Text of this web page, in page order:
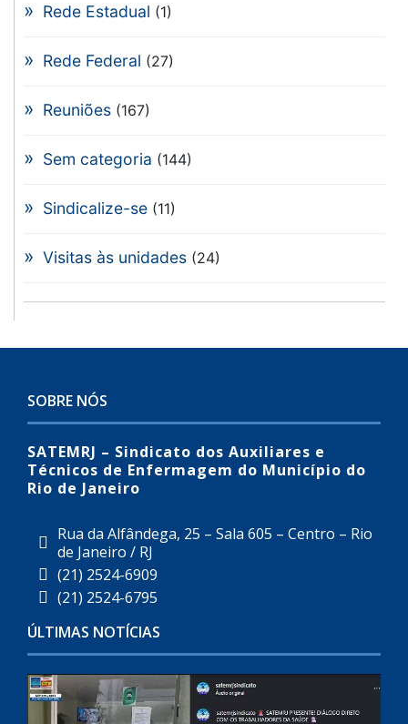
Rede Estadual (1)
Rede Federal (27)
Reuniões (167)
Sem categoria (144)
Sindicalize-se (11)
Visitas às unidades (24)
SOBRE NÓS
SATEMRJ – Sindicato dos Auxiliares e
Técnicos de Enfermagem do Município do
Rio de Janeiro
Rua da Alfândega, 25 – Sala 605 – Centro – Rio
de Janeiro / RJ
(21) 2524-6909
(21) 2524-6795
ÚLTIMAS NOTÍCIAS